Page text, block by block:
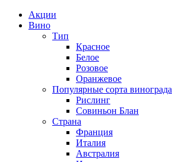
Акции
Вино
Тип
Красное
Белое
Розовое
Оранжевое
Популярные сорта винограда
Рислинг
Совиньон Блан
Страна
Франция
Италия
Австралия